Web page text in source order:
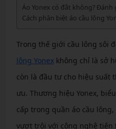
Áo Yonex có đắt không?
Cách phân biệt áo cầu lông
Trong thế giới cầu lông sôi
lông Yonexkhông chỉ là sở
còn là đầu tư cho hiệu suất
ưu. Thương hiệu Yonex,
cấp trong quần áo cầu
vượt trội với công nghệ